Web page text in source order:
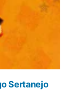
Sertanejo